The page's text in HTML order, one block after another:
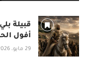
قبيلة
أفول
29 مايو، 2026